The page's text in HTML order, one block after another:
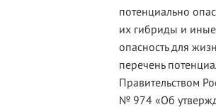
потенциально
их гибриды и
опасность для
перечень
Правительством
№ 974 «Об